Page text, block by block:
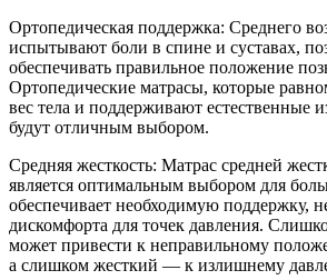
Ортопедическая поддержка: Среднего
испытывают боли в спине и суставах,
обеспечивать правильное положение
Ортопедические матрасы, которые
вес тела и поддерживают естественные
будут отличным выбором.
Средняя жесткость: Матрас средней
является оптимальным выбором для
обеспечивает необходимую поддержку,
дискомфорта для точек давления.
может привести к неправильному
а слишком жесткий — к излишнему